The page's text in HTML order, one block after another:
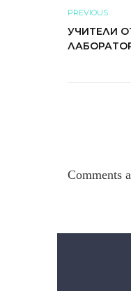
PREVIOUS
УЧИТЕЛИ
Comments